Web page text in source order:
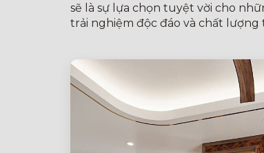
sẽ là sự lựa chọn tuyệt vời cho
trải nghiệm độc đáo và chất lượng